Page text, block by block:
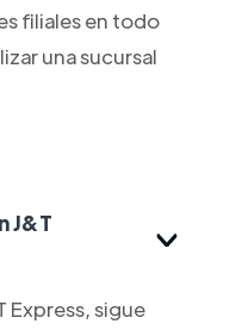
filiales en todo
una sucursal
J&T
Express, sigue